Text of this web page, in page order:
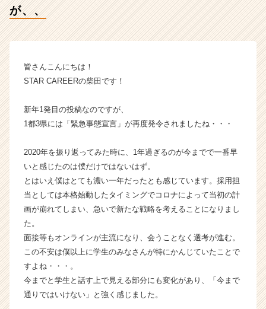
|
ン
チ
成
長
企
業
か
カ
ウ
が
届
が、、
皆さんこんにちは！
STAR CAREERの柴田です！
新年1発目の投稿なのですが、
1都3県には「緊急事態宣言」が再度発令されましたね・・・
2020年を振り返ってみた時に、1年過ぎるのが今までで一番早
いと感じたのは僕だけではないはず。
とはいえ僕はとても濃い一年だったとも感じています。採用担
当としては本格始動したタイミングでコロナによって当初の計
画が崩れてしまい、急いで新たな戦略を考えることになりまし
た。
面接等もオンラインが主流になり、会うことなく選考が進む。
この不安は僕以上に学生のみなさんが特にかんじていたことで
すよね・・・。
今までと学生と話す上で見える部分にも変化があり、「今まで
通りではいけない」と強く感じました。